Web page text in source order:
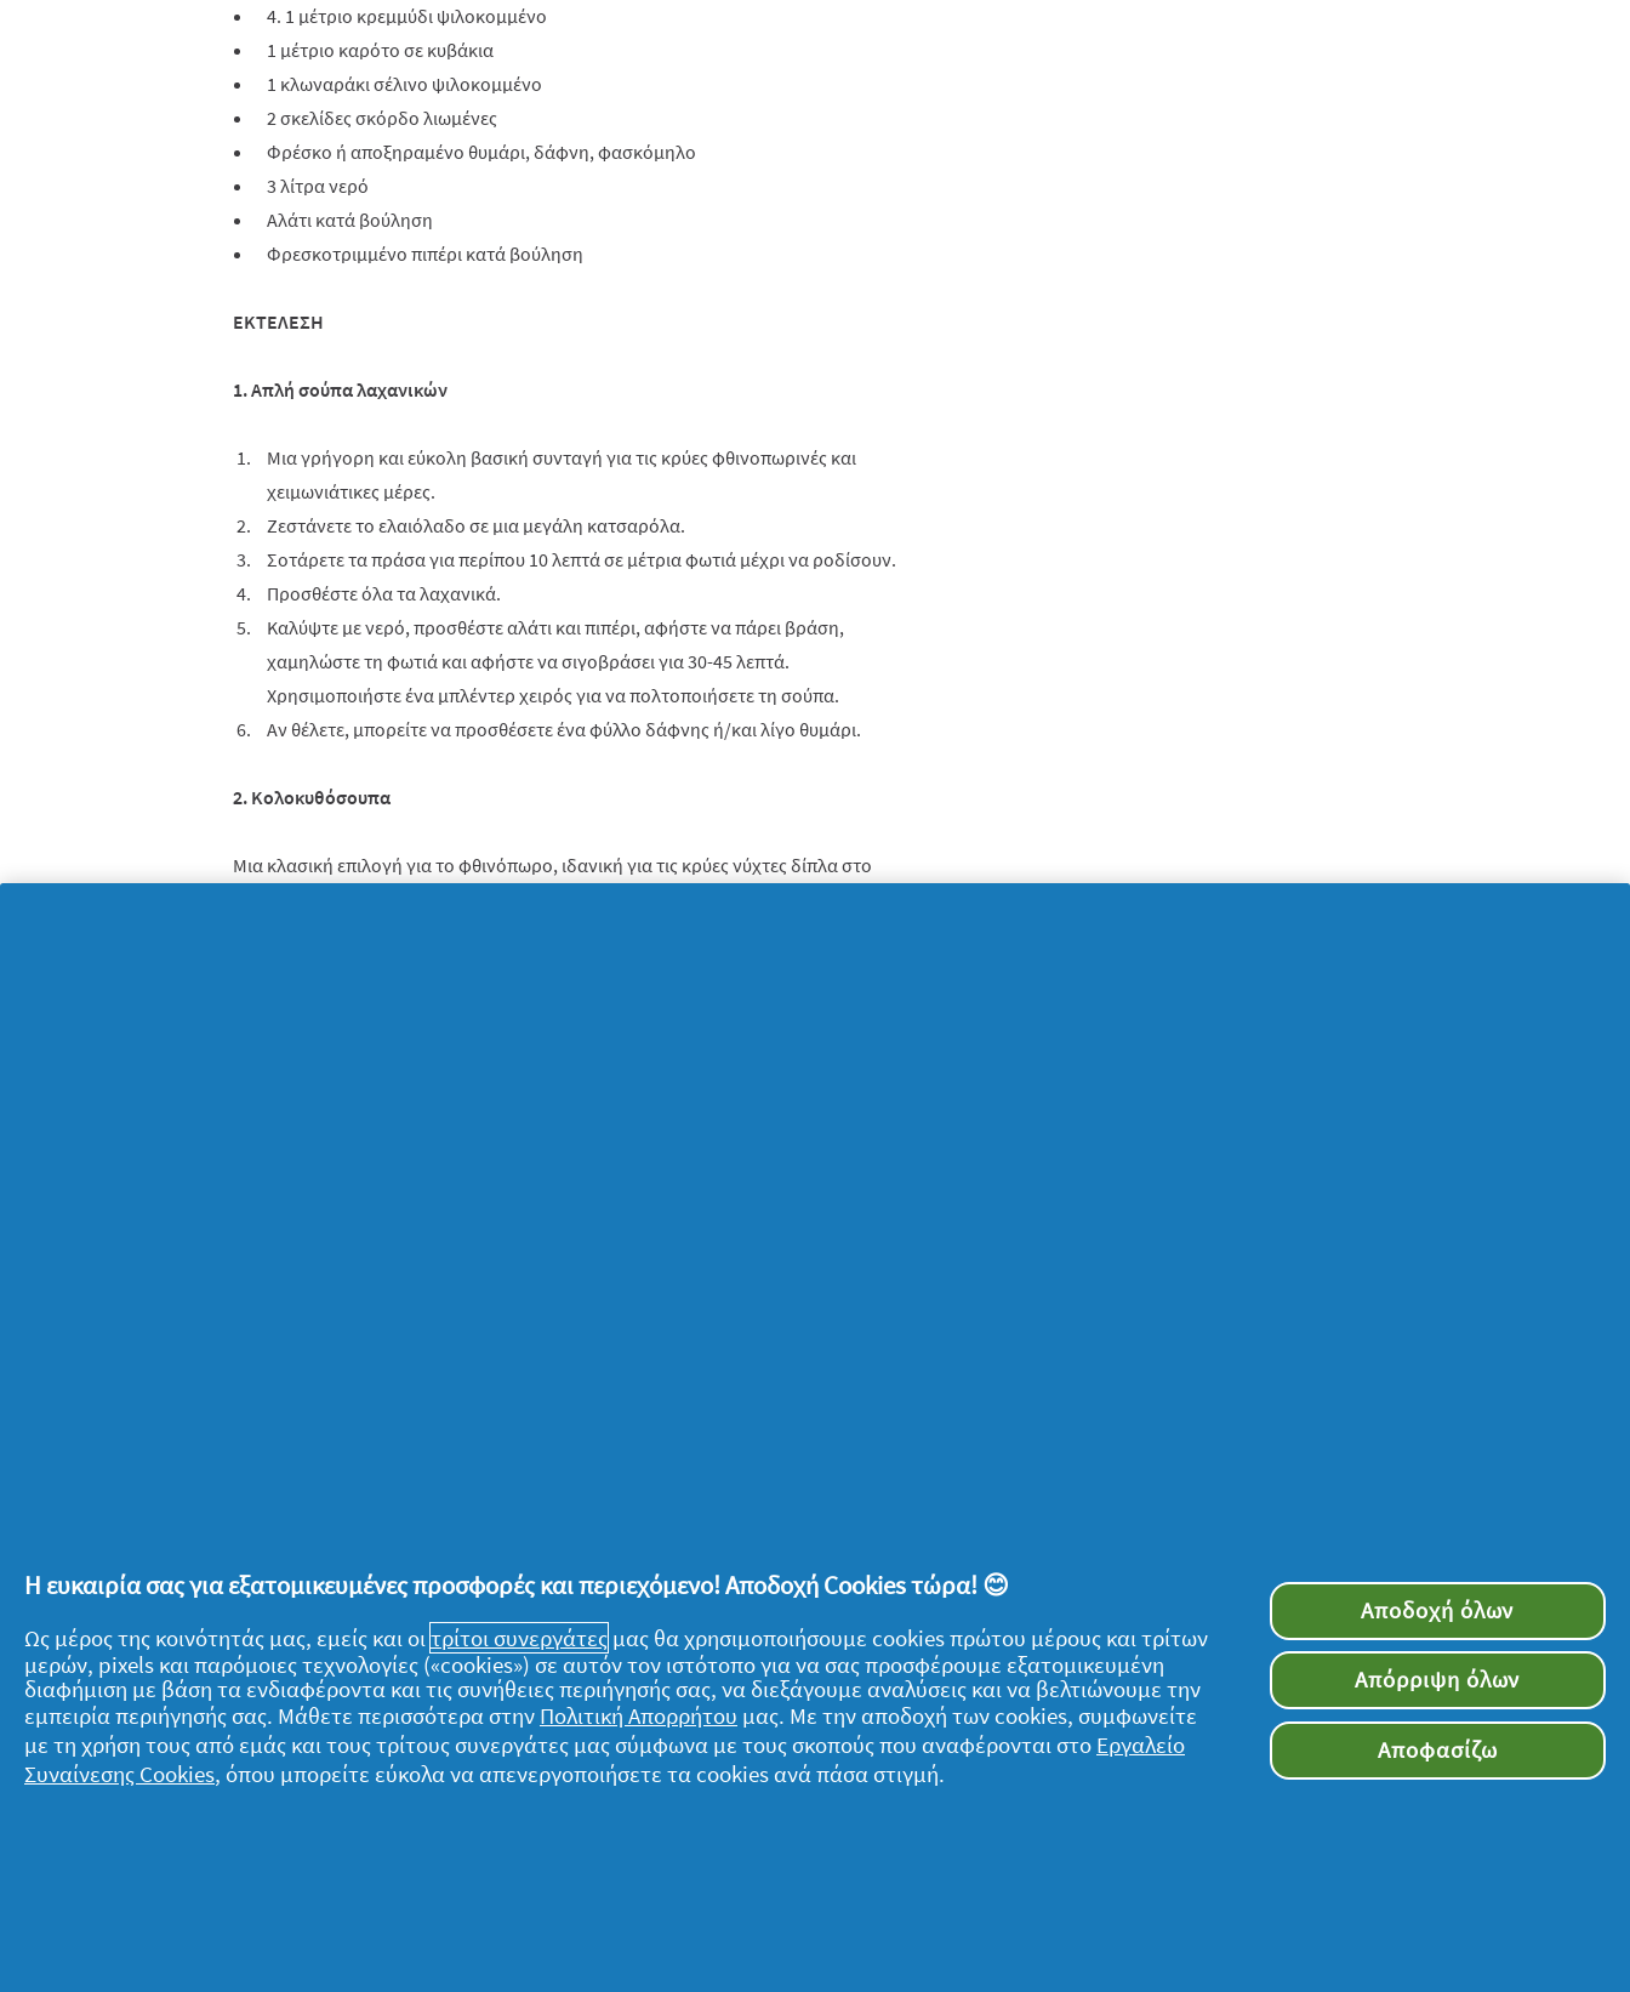
4. 1 μέτριο κρεμμύδι ψιλοκομμένο
1 μέτριο καρότο σε κυβάκια
1 κλωναράκι σέλινο ψιλοκομμένο
2 σκελίδες σκόρδο λιωμένες
Φρέσκο ή αποξηραμένο θυμάρι, δάφνη, φασκόμηλο
3 λίτρα νερό
Αλάτι κατά βούληση
Φρεσκοτριμμένο πιπέρι κατά βούληση
ΕΚΤΕΛΕΣΗ
1. Απλή σούπα λαχανικών
Μια γρήγορη και εύκολη βασική συνταγή για τις κρύες φθινοπωρινές και
χειμωνιάτικες μέρες.
Ζεστάνετε το ελαιόλαδο σε μια μεγάλη κατσαρόλα.
Σοτάρετε τα πράσα για περίπου 10 λεπτά σε μέτρια φωτιά μέχρι να ροδίσουν.
Προσθέστε όλα τα λαχανικά.
Καλύψτε με νερό, προσθέστε αλάτι και πιπέρι, αφήστε να πάρει βράση,
χαμηλώστε τη φωτιά και αφήστε να σιγοβράσει για 30-45 λεπτά.
Χρησιμοποιήστε ένα μπλέντερ χειρός για να πολτοποιήσετε τη σούπα.
Αν θέλετε, μπορείτε να προσθέσετε ένα φύλλο δάφνης ή/και λίγο θυμάρι.
2. Κολοκυθόσουπα
Μια κλασική επιλογή για το φθινόπωρο, ιδανική για τις κρύες νύχτες δίπλα στο
νερό.Σε μια μεγάλη κατσαρόλα, σοτάρετε τα λαχανικά και τα μυρωδικά σε
Προσθέστε τα φασόλια, τις φακές, τη φάβα και το κριθάρι.
Προσθέστε ζεστό νερό, αφήστε να πάρει, χαμηλώστε τη φωτιά και αφήστε να
σιγοβράσει για περίπου 45 λεπτά.
Αφαιρέστε τα κλωναράκια των μυρωδικών και τα φύλλα δάφνης.
Σερβίρετε με ελαιόλαδο και πιπέρι.
Η ευκαιρία σας για εξατομικευμένες προσφορές και περιεχόμενο! Αποδοχή Cookies τώρα! 😊
Ως μέρος της κοινότητάς μας, εμείς και οιτρίτοι συνεργάτες μας θα χρησιμοποιήσουμε cookies πρώτου μέρους και τρίτων
μερών, pixels και παρόμοιες τεχνολογίες («cookies») σε αυτόν τον ιστότοπο για να σας προσφέρουμε εξατομικευμένη
διαφήμιση με βάση τα ενδιαφέροντα και τις συνήθειες περιήγησής σας, να διεξάγουμε αναλύσεις και να βελτιώνουμε την
εμπειρία περιήγησής σας. Μάθετε περισσότερα στην Πολιτική Απορρήτου μας. Με την αποδοχή των cookies, συμφωνείτε
με τη χρήση τους από εμάς και τους τρίτους συνεργάτες μας σύμφωνα με τους σκοπούς που αναφέρονται στο Εργαλείο
Συναίνεσης Cookies, όπου μπορείτε εύκολα να απενεργοποιήσετε τα cookies ανά πάσα στιγμή.
Αποδοχή όλων
Απόρριψη όλων
Αποφασίζω